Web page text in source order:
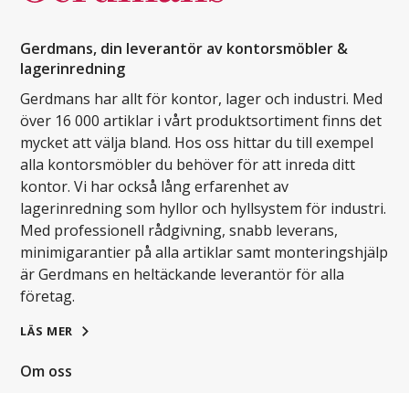
Gerdmans, din leverantör av kontorsmöbler &
lagerinredning
Gerdmans har allt för kontor, lager och industri. Med
över 16 000 artiklar i vårt produktsortiment finns det
mycket att välja bland. Hos oss hittar du till exempel
alla kontorsmöbler du behöver för att inreda ditt
kontor. Vi har också lång erfarenhet av
lagerinredning som hyllor och hyllsystem för industri.
Med professionell rådgivning, snabb leverans,
minimigarantier på alla artiklar samt monteringshjälp
är Gerdmans en heltäckande leverantör för alla
företag.
LÄS MER
Om oss